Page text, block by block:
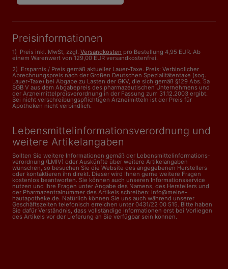
Preisinformationen
1) Preis inkl. MwSt, zzgl. Versandkosten pro Bestellung 4,95 EUR. Ab
einem Warenwert von 129,00 EUR versandkostenfrei.
2) Ersparnis / Preis gemäß aktueller Lauer-Taxe. Preis: Verbindlicher
Abrechnungspreis nach der Großen Deutschen Spezialitätentaxe (sog.
Lauer-Taxe) bei Abgabe zu Lasten der GKV, die sich gemäß §129 Abs. 5a
SGB V aus dem Abgabepreis des pharmazeutischen Unternehmens und
der Arzneimittelpreisverordnung in der Fassung zum 31.12.2003 ergibt.
Bei nicht verschreibungspflichtigen Arzneimitteln ist der Preis für
Apotheken nicht verbindlich.
Lebensmittelinformations­verordnung und
weitere Artikelangaben
Sollten Sie weitere Informationen gemäß der Lebensmittel­informations­
verordnung (LMIV) oder Auskünfte über weitere Artikelangaben
wünschen, so besuchen Sie die Website des angegebenen Herstellers
oder kontaktieren ihn direkt. Dieser wird Ihnen gerne weitere Fragen
kostenlos beantworten. Sie können auch unseren Informationsservice
nutzen und Ihre Fragen unter Angabe des Namens, des Herstellers und
der Pharmazentralnummer des Artikels schreiben: info@meine-
hautapotheke.de. Natürlich können Sie uns auch während unserer
Geschäftszeiten telefonisch erreichen unter 0431/22 00 515. Bitte haben
Sie dafür Verständnis, dass vollständige Informationen erst bei Vorliegen
des Artikels vor der Lieferung an Sie verfügbar sein können.